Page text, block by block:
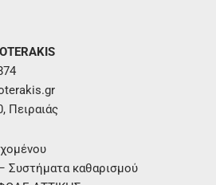
Πειραιάς
Συστήματα καθαρισμού